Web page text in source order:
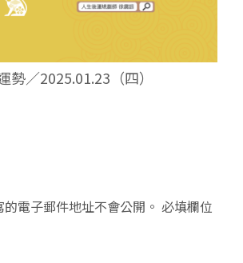
勢／2025.01.23（四）
電子郵件地址不會公開。 必填欄位